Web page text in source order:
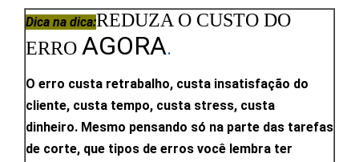
Dica na dica:REDUZA O CUSTO DO
ERRO AGORA.
O erro custa retrabalho, custa insatisfação do
cliente, custa tempo, custa stress, custa
dinheiro. Mesmo pensando só na parte das tarefas
de corte, que tipos de erros você lembra ter